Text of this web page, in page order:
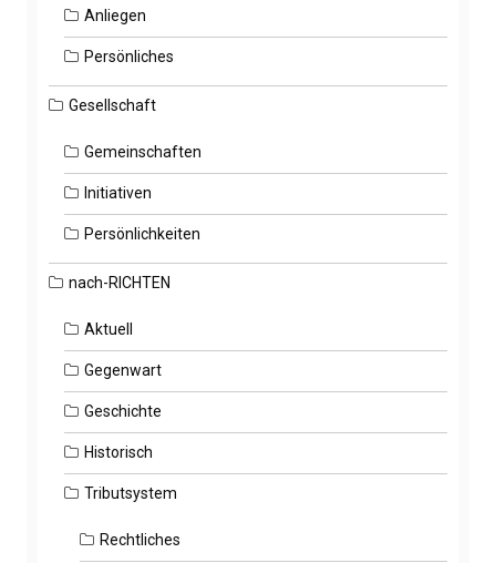
Anliegen
Persönliches
Gesellschaft
Gemeinschaften
Initiativen
Persönlichkeiten
nach-RICHTEN
Aktuell
Gegenwart
Geschichte
Historisch
Tributsystem
Rechtliches